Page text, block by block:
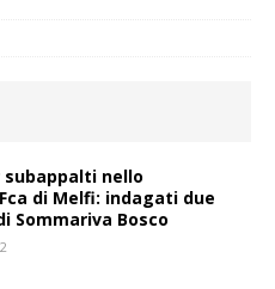
nello
di Melfi: indagati due
Sommariva Bosco